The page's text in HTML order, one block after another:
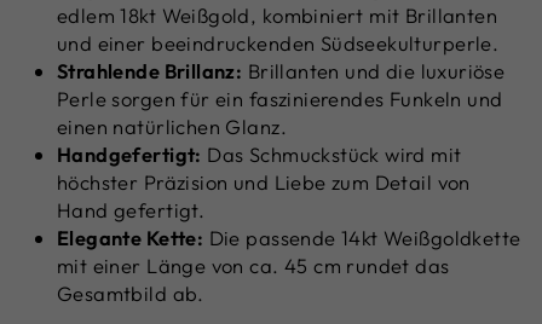
edlem 18kt Weißgold, kombiniert mit Brillanten
und einer beeindruckenden Südseekulturperle.
Strahlende Brillanz: Brillanten und die luxuriöse
Perle sorgen für ein faszinierendes Funkeln und
einen natürlichen Glanz.
Handgefertigt: Das Schmuckstück wird mit
höchster Präzision und Liebe zum Detail von
Hand gefertigt.
Elegante Kette: Die passende 14kt Weißgoldkette
mit einer Länge von ca. 45 cm rundet das
Gesamtbild ab.